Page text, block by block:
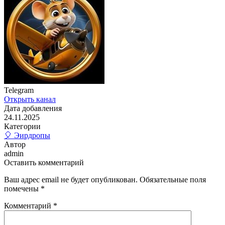
Telegram
Открыть канал
Дата добавления
24.11.2025
Категории
🎈 Эирдропы
Автор
admin
Оставить комментарий
Ваш адрес email не будет опубликован. Обязательные поля
помечены *
Комментарий *